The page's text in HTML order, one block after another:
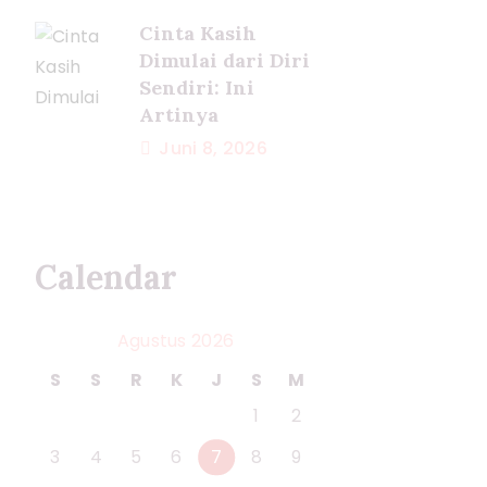
Cinta Kasih
Dimulai dari Diri
Sendiri: Ini
Artinya
Calendar
S
S R K J S
M
1
2
3
4 5 6 7 8
9